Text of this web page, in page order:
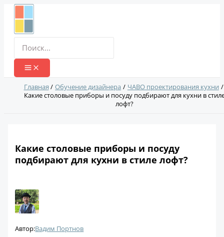
Перейти
Главная Обучение дизайнера
ЧАВО проектирования кухни
Какие столовые приборы и посуду подбирают для кухни в
лофт?
Какие столовые приборы и посуду
подбирают для кухни в стиле лофт?
Автор:Вадим Портнов